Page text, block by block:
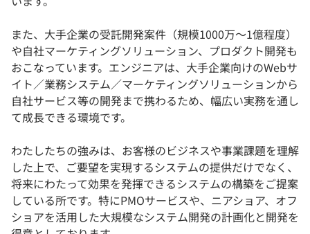
また、大手企業の受託開発案件（規模1000万〜1億程度）
や自社マーケティングソリューション、プロダクト開発も
おこなっています。エンジニアは、大手企業向けのWebサ
イト／業務システム／マーケティングソリューションから
自社サービス等の開発まで携わるため、幅広い実務を通し
て成長できる環境です。
わたしたちの強みは、お客様のビジネスや事業課題を理解
した上で、ご要望を実現するシステムの提供だけでなく、
将来にわたって効果を発揮できるシステムの構築をご提案
している所です。特にPMOサービスや、ニアショア、オフ
ショアを活用した大規模なシステム開発の計画化と開発を